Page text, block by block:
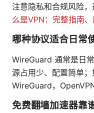
注意隐私和合规风险
么是VPN：完整指南
哪种协议适合日常
WireGuard 通常是日
源占用少、配置简单
WireGuard，
免费翻墙加速器靠